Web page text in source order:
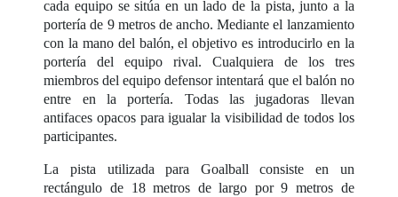
cada equipo se sitúa en un lado de la pista, junto a la
portería de 9 metros de ancho. Mediante el lanzamiento
con la mano del balón, el objetivo es introducirlo en la
portería del equipo rival. Cualquiera de los tres
miembros del equipo defensor intentará que el balón no
entre en la portería. Todas las jugadoras llevan
antifaces opacos para igualar la visibilidad de todos los
participantes.
La pista utilizada para Goalball consiste en un
rectángulo de 18 metros de largo por 9 metros de